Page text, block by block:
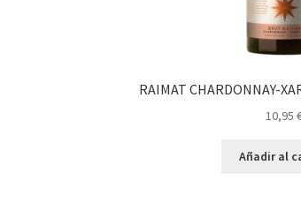
RAIMAT CHARDONNAY-
10,95
Añadir al